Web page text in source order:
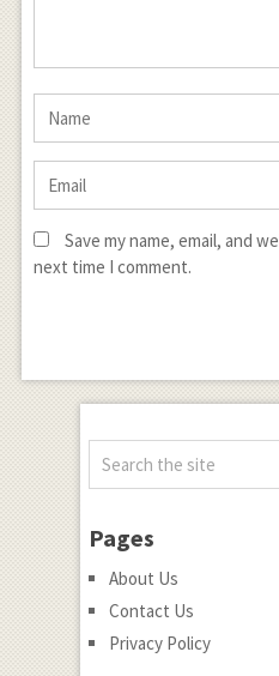
Save my name, email, and
next time I comment.
Pages
About Us
Contact Us
Privacy Policy